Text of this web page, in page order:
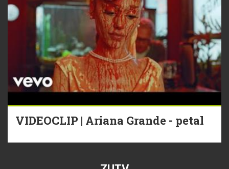
VIDEOCLIP | Ariana Grande - petal